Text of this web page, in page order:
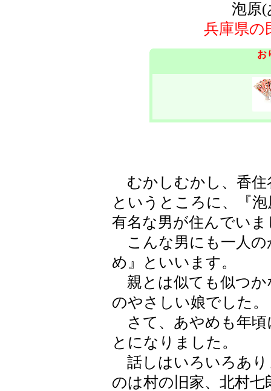
泡原
兵庫県の
お
むかしむかし、香住
というところに、『
有名な男が住んでいま
こんな男にも一人の
め』といいます。
親とは似ても似つか
のやさしい娘でした。
さて、あやめも年頃
とになりました。
話しはいろいろあり
のは村の旧家、北村